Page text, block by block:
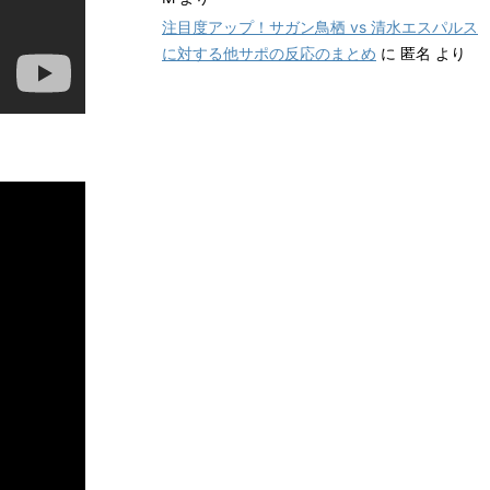
注目度アップ！サガン鳥栖 vs 清水エスパルス
に対する他サポの反応のまとめ に 匿名 より